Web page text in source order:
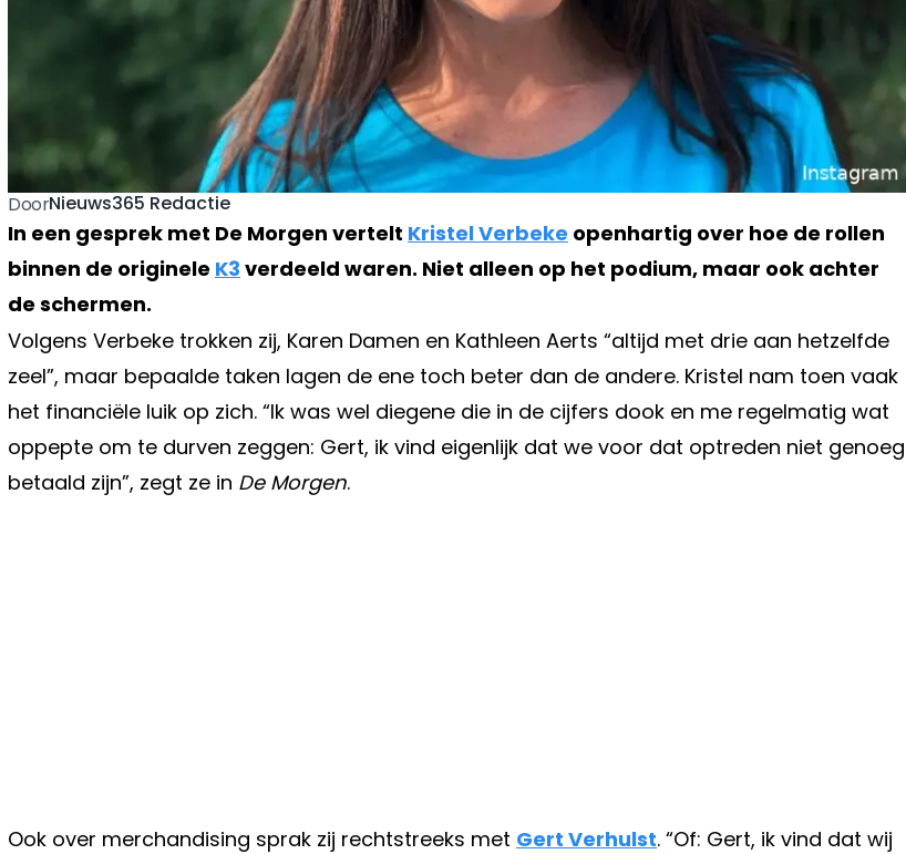
DoorNieuws365 Redactie
In een gesprek met De Morgen vertelt Kristel Verbeke openhartig over hoe de rollen
binnen de originele K3 verdeeld waren. Niet alleen op het podium, maar ook achter
de schermen.
Volgens Verbeke trokken zij, Karen Damen en Kathleen Aerts “altijd met drie aan hetzelfde
zeel”, maar bepaalde taken lagen de ene toch beter dan de andere. Kristel nam toen vaak
het financiële luik op zich. “Ik was wel diegene die in de cijfers dook en me regelmatig wat
oppepte om te durven zeggen: Gert, ik vind eigenlijk dat we voor dat optreden niet genoeg
betaald zijn”, zegt ze in De Morgen.
Ook over merchandising sprak zij rechtstreeks met Gert Verhulst. “Of: Gert, ik vind dat wij